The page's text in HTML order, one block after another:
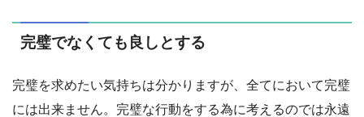
完璧でなくても良しとする
完璧を求めたい気持ちは分かりますが、全てにおいて完璧
には出来ません。完璧な行動をする為に考えるのでは永遠